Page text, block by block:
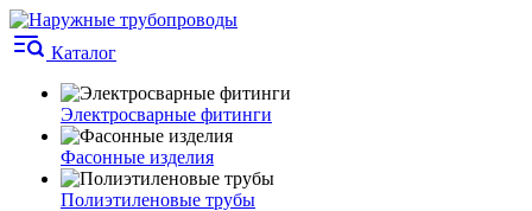
Каталог
Электросварные фитинги
Фасонные изделия
Полиэтиленовые трубы